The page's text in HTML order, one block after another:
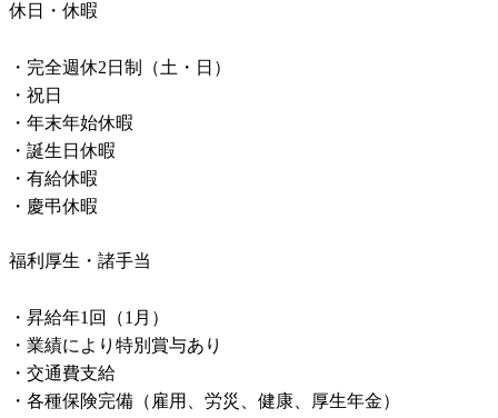
休日・休暇
・完全週休2⽇制（⼟・⽇）
・祝⽇
・年末年始休暇
・誕⽣⽇休暇
・有給休暇
・慶弔休暇
福利厚生・諸手当
・昇給年1回（1⽉）
・業績により特別賞与あり
・交通費⽀給
・各種保険完備（雇⽤、労災、健康、厚⽣年⾦）